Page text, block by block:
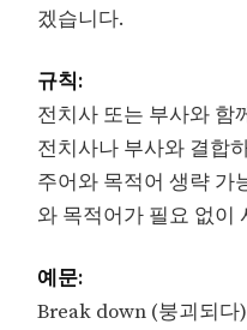
겠습니다.
규칙:
전치사 또는 부사와 함
전치사나 부사와 결합
주어와 목적어 생략 가
와 목적어가 필요 없이
예문:
Break down (붕괴되다